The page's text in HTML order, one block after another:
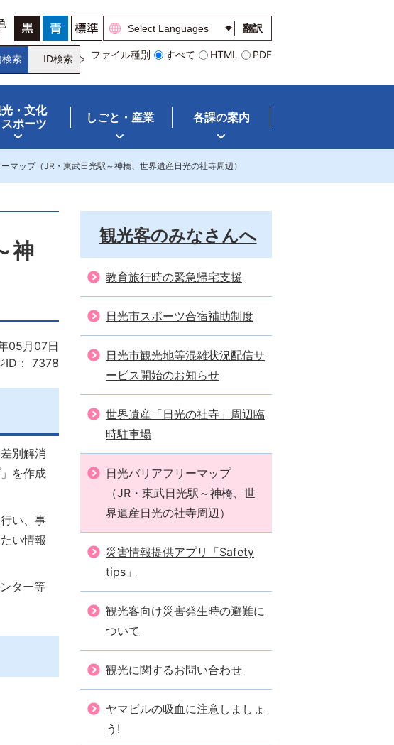
翻訳
索 ID検索 ファイル種別 すべて HTML PDF
・文化
スポーツ
しごと・産業 各課の案内
マップ（JR・東武日光駅～神橋、世界遺産日光の社寺周辺）
神
05月07日
ID：
7378
別解消
を作成
い、事
い情報
ター等
観光客のみなさんへ
教育旅行時の緊急帰宅支援
日光市スポーツ合宿補助制度
日光市観光地等混雑状況配信サ
ービス開始のお知らせ
世界遺産「日光の社寺」周辺臨
時駐車場
日光バリアフリーマップ
（JR・東武日光駅～神橋、世
界遺産日光の社寺周辺）
災害情報提供アプリ「Safety
tips」
観光客向け災害発生時の避難に
ついて
観光に関するお問い合わせ
ヤマビルの吸血に注意しましょ
う!